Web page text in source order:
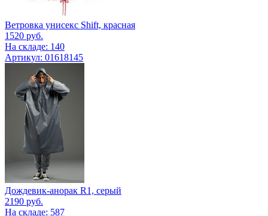
Ветровка унисекс Shift, красная
1520 руб.
На складе: 140
Артикул: 01618145
Дождевик-анорак R1, серый
2190 руб.
На складе: 587